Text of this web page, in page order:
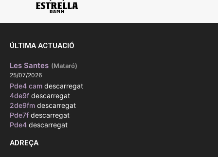
ÚLTIMA ACTUACIÓ
Les Santes (Mataró)
25/07/2026
Pde4 cam descarregat
4de9f descarregat
2de9fm descarregat
Pde7f descarregat
Pde4 descarregat
ADREÇA